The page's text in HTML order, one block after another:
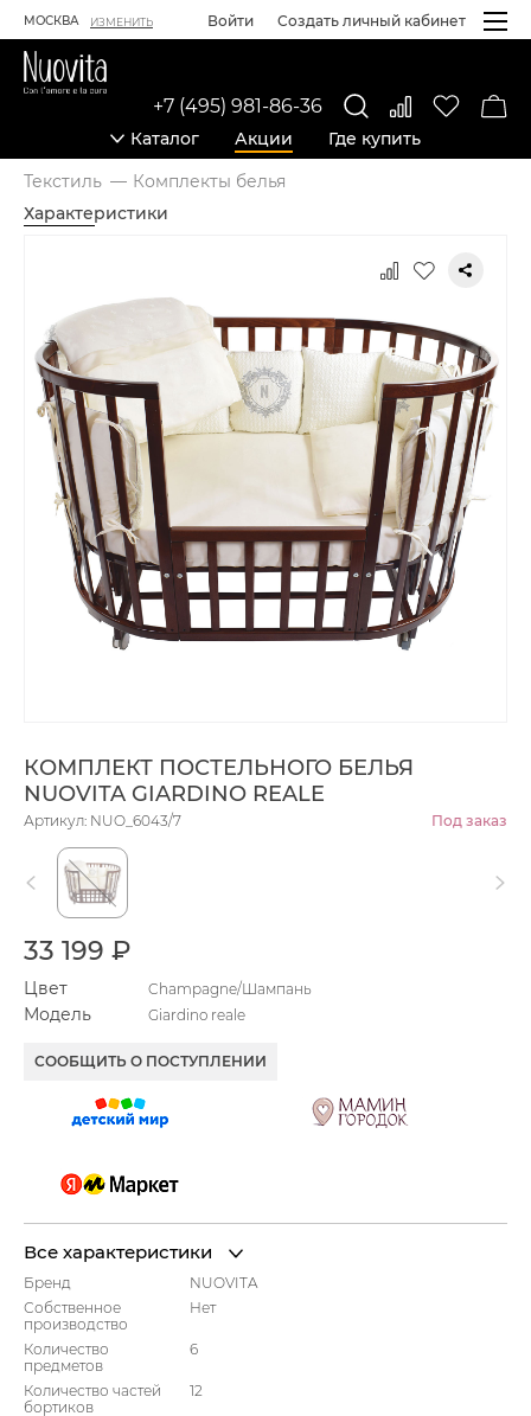
МОСКВА ИЗМЕНИТЬ Войти Создать личный кабинет
Каталог Акции Где купить
+7 (495) 981-86-36
Текстиль
Комплекты белья
Характеристики
КОМПЛЕКТ ПОСТЕЛЬНОГО БЕЛЬЯ
NUOVITA GIARDINO REALE
Артикул: NUO_6043/7 Под заказ
33 199 ₽
Цвет Champagne/Шампань
Модель Giardino reale
СООБЩИТЬ О ПОСТУПЛЕНИИ
Все характеристики
Бренд
NUOVITA
Собственное
производство
Нет
Количество
предметов
6
Количество частей
бортиков
12